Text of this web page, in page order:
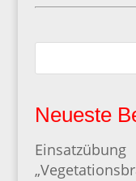
Neueste
Einsatzübung